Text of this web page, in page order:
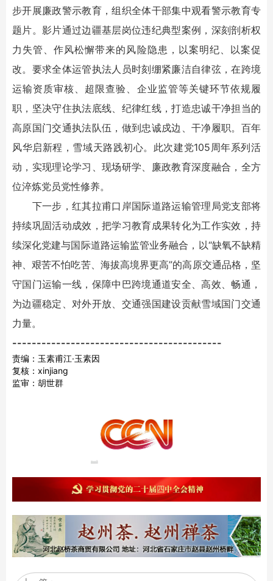
步开展廉政警示教育，组织全体干部集中观看警示教育专
题片。影片通过边疆基层岗位违纪典型案例，深刻剖析权
力失管、作风松懈带来的风险隐患，以案明纪、以案促
改。要求全体运管执法人员时刻绷紧廉洁自律弦，在跨境
运输资质审核、超限查验、企业监管等关键环节依规履
职，坚决守住执法底线、纪律红线，打造忠诚干净担当的
高原国门交通执法队伍，做到忠诚戍边、干净履职。百年
风华启新程，雪域天路践初心。此次建党105周年系列活
动，实现理论学习、现场研学、廉政教育深度融合，全方
位淬炼党员党性修养。
下一步，红其拉甫口岸国际道路运输管理局党支部将
持续巩固活动成效，把学习教育成果转化为工作实效，持
续深化党建与国际道路运输监管业务融合，以“缺氧不缺精
神、艰苦不怕吃苦、海拔高境界更高”的高原交通品格，坚
守国门运输一线，保障中巴跨境通道安全、高效、畅通，
为边疆稳定、对外开放、交通强国建设贡献雪域国门交通
力量。
-------------------------------------------
责编：玉素甫江·玉素因
复核：xinjiang
监审：胡世群